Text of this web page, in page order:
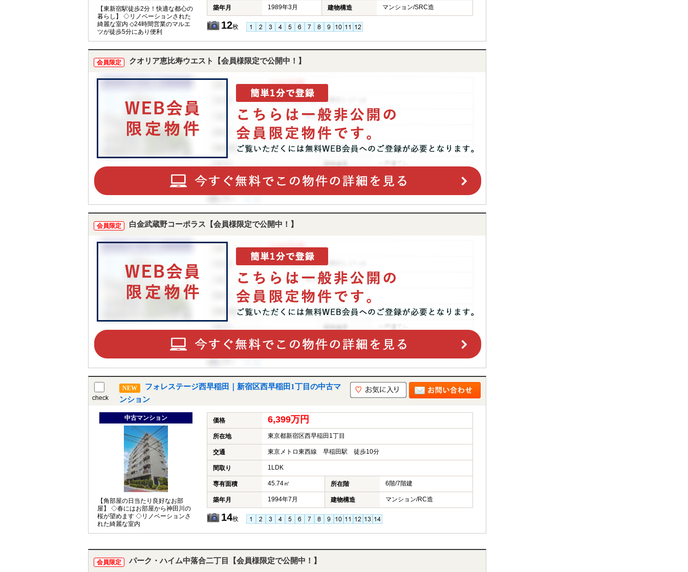
【東新宿駅徒歩2分！快適な都心の
暮らし】 ◇リノベーションされた
綺麗な室内 ◇24時間営業のマルエ
ツが徒歩5分にあり便利
築年月 1989年3月 建物構造 マンション/SRC造
12枚
会員限定 クオリア恵比寿ウエスト【会員様限定で公開中！】
会員限定 白金武蔵野コーポラス【会員様限定で公開中！】
check
NEW
フォレステージ西早稲田｜新宿区西早稲田1丁目の中古マ
ンション
中古マンション
【角部屋の日当たり良好なお部
屋】 ◇春にはお部屋から神田川の
桜が望めます ◇リノベーションさ
れた綺麗な室内
価格 6,399万円
所在地 東京都新宿区西早稲田1丁目
交通 東京メトロ東西線 早稲田駅 徒歩10分
間取り 1LDK
専有面積 45.74㎡ 所在階 6階/7階建
築年月 1994年7月 建物構造 マンション/RC造
14枚
会員限定 パーク・ハイム中落合二丁目【会員様限定で公開中！】